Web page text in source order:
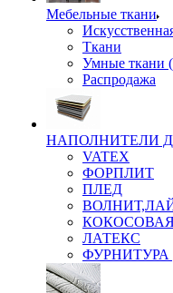
Мебельные ткани
Ткани
Умные ткани
Распродажа
НАПОЛНИТЕЛИ
VATEX
ФОРПЛИТ
ПЛЕД
ЛАТЕКС